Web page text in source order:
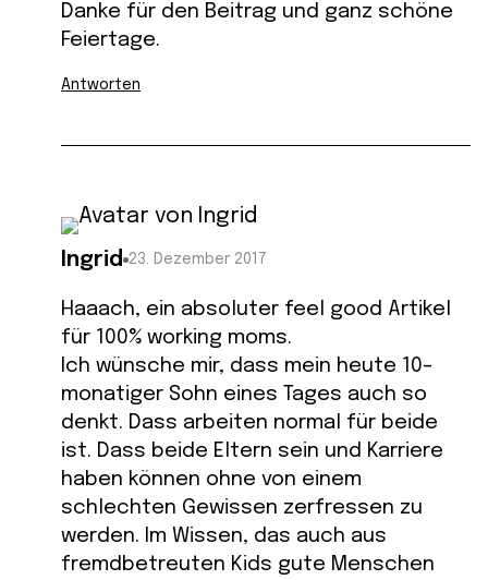
Danke für den Beitrag und ganz schöne
Feiertage.
Antworten
Ingrid 23. Dezember 2017
Haaach, ein absoluter feel good Artikel
für 100% working moms.
Ich wünsche mir, dass mein heute 10-
monatiger Sohn eines Tages auch so
denkt. Dass arbeiten normal für beide
ist. Dass beide Eltern sein und Karriere
haben können ohne von einem
schlechten Gewissen zerfressen zu
werden. Im Wissen, das auch aus
fremdbetreuten Kids gute Menschen